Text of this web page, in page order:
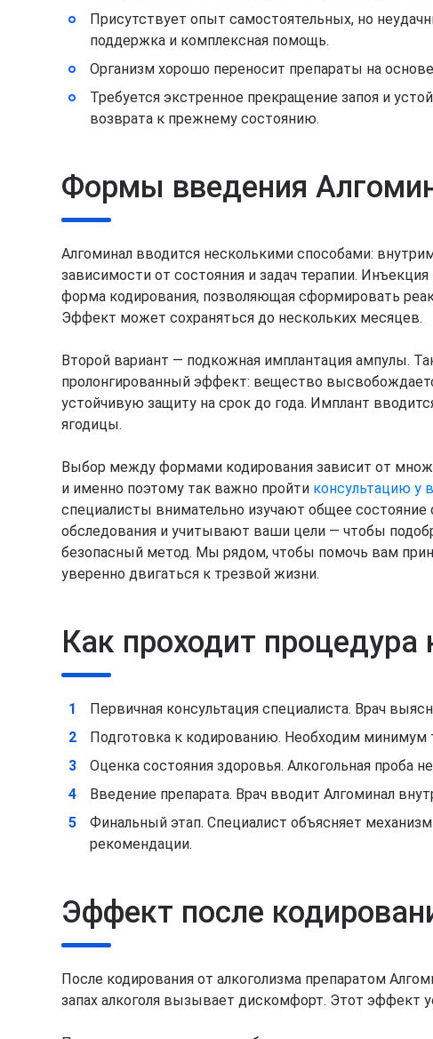
Присутствует опыт самостоятельных, но
поддержка и комплексная помощь.
Организм хорошо переносит препараты на
Требуется экстренное прекращение запоя и
возврата к прежнему состоянию.
Формы введения
Алгоминал вводится несколькими способами:
зависимости от состояния и задач терапии.
форма кодирования, позволяющая сформировать
Эффект может сохраняться до нескольких месяцев.
Второй вариант — подкожная имплантация ампулы.
пролонгированный эффект: вещество
устойчивую защиту на срок до года. Имплант
ягодицы.
Выбор между формами кодирования зависит от
и именно поэтому так важно пройти консультацию у
специалисты внимательно изучают общее состояние
обследования и учитывают ваши цели — чтобы
безопасный метод. Мы рядом, чтобы помочь вам
уверенно двигаться к трезвой жизни.
Как проходит
Первичная консультация специалиста. Врач
Подготовка к кодированию. Необходим минимум
Оценка состояния здоровья. Алкогольная проба
Введение препарата. Врач вводит Алгоминал
Финальный этап. Специалист объясняет
рекомендации.
Эффект после
После кодирования от алкоголизма препаратом
запах алкоголя вызывает дискомфорт. Этот эффект